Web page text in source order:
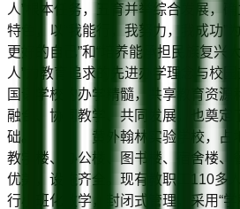
人”根本任务，五育并举综合发展，确
特色，以“我能行，我努力，我成功”
更好的自己”和“培养能承担民族复兴
人”为教育追求的先进办学理念与校
国语学校的办学精髓，共享教育资源
融合、协同教学、共同发展，也奠定
础。 黄外翰林实验学校，占地
教学楼、办公楼、图书楼、宿舍楼、
优美，设施齐全。现有教职工110多
行小班化教学，封闭式管理，采用“学